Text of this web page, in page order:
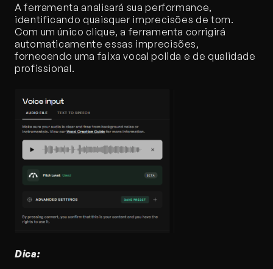
A ferramenta analisará sua performance,
identificando quaisquer imprecisões de tom.
Com um único clique, a ferramenta corrigirá
automaticamente essas imprecisões,
fornecendo uma faixa vocal polida e de qualidade
profissional.
Dica: